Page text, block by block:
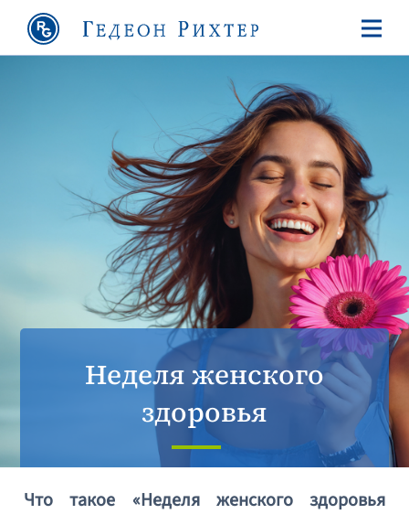
Неделя женского
здоровья
Что такое «Неделя женского здоровья